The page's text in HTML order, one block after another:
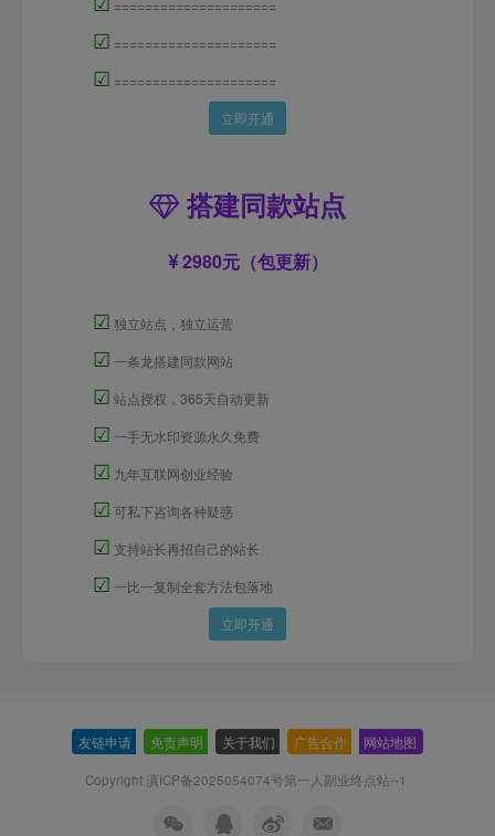
=====================
☑ =====================
☑ =====================
立即开通
搭建同款站点
2980元（包更新）
☑ 独立站点，独立运营
☑ 一条龙搭建同款网站
☑ 站点授权，365天自动更新
☑ 一手无水印资源永久免费
☑ 九年互联网创业经验
☑ 可私下咨询各种疑惑
☑ 支持站长再招自己的站长
☑ 一比一复制全套方法包落地
立即开通
友链申请 免责声明 关于我们 广告合作 网站地图
Copyright 滇ICP备2025054074号第一人副业终点站--1